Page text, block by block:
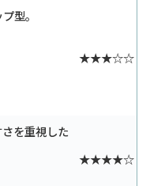
型。
★★★☆☆
を重視した
★★★★☆